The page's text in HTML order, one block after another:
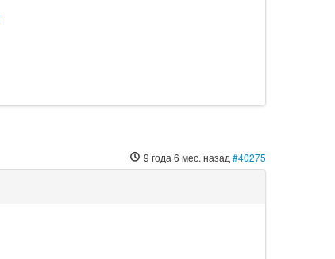
9 года 6 мес. назад #40275